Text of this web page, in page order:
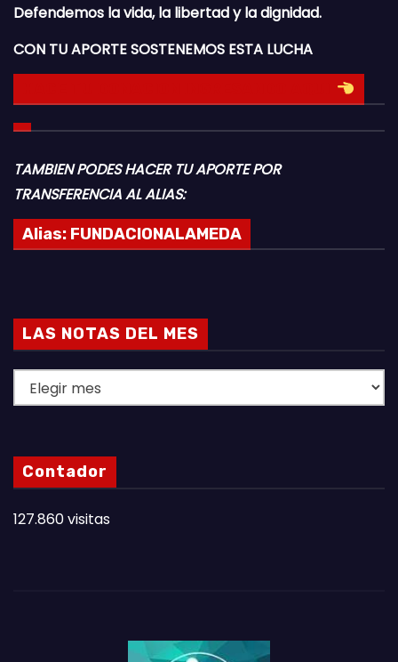
Defendemos la vida, la libertad y la dignidad.
CON TU APORTE SOSTENEMOS ESTA LUCHA
TAMBIEN PODES HACER TU APORTE POR
TRANSFERENCIA AL ALIAS:
Alias: FUNDACIONALAMEDA
LAS NOTAS DEL MES
A
N
O
A
Contador
127.860 visitas